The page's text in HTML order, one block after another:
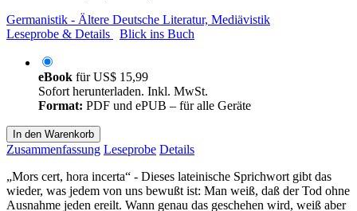
Germanistik - Ältere Deutsche Literatur, Mediävistik
Leseprobe & Details
Blick ins Buch
eBook fürUS$ 15,99
Sofort herunterladen. Inkl. MwSt.
Format: PDF und ePUB – für alle Geräte
In den Warenkorb
Zusammenfassung Leseprobe Details
„Mors cert, hora incerta“ - Dieses lateinische Sprichwort gibt das
wieder, was jedem von uns bewußt ist: Man weiß, daß der Tod ohne
Ausnahme jeden ereilt. Wann genau das geschehen wird, weiß aber